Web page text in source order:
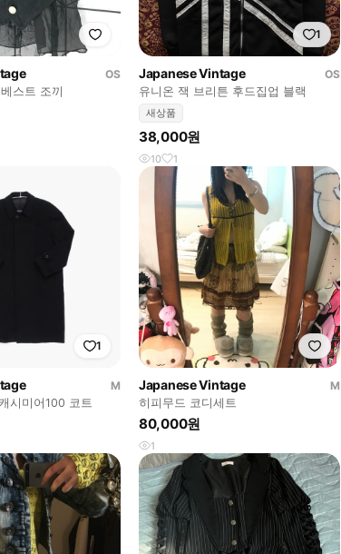
OS
스트 조끼
1
Japanese Vintage
OS
유니온 잭 브리튼 후드집업 블랙
새상품
38,000원
10 1
1
M
시미어100 코트
Japanese Vintage
M
히피무드 코디세트
80,000원
1